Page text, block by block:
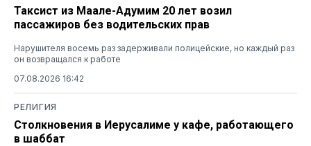
Таксист из Маале-Адумим 20 лет возил
пассажиров без водительских прав
Нарушителя восемь раз задерживали полицейские, но каждый раз
он возвращался к работе
07.08.2026 16:42
РЕЛИГИЯ
Столкновения в Иерусалиме у кафе, работающего
в шаббат